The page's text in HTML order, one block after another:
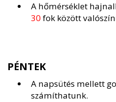
A hőmérséklet
30fok között
PÉNTEK
A napsütés mellett
számíthatunk.